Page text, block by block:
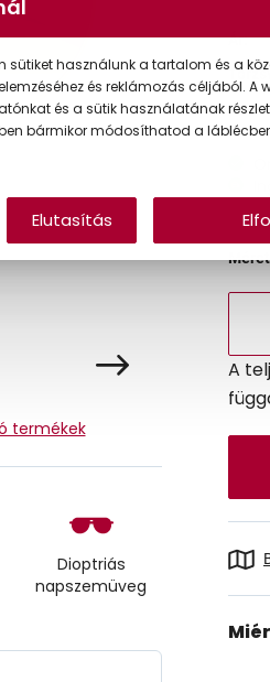
termékek
Dioptriás
napszemüveg
Ár:
A
sütiket használunk a tartalom és a
és reklámozás céljából. A
és a sütik használatának
bármikor módosíthatod a
Elutasítás